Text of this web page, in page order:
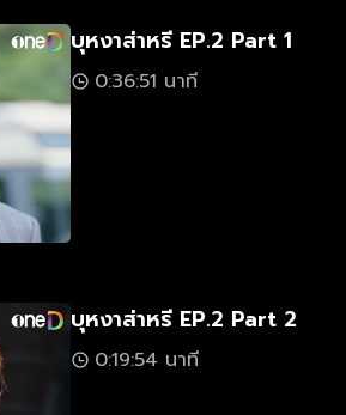
บุหงาส่าหรี EP.2 Part 1
0:36:51 นาที
บุหงาส่าหรี EP.2 Part 2
0:19:54 นาที